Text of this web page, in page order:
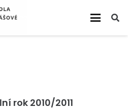
rok 2010/2011